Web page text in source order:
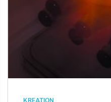
KREATION